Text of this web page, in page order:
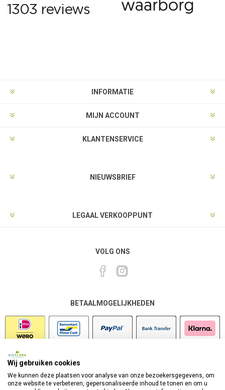
INFORMATIE
MIJN ACCOUNT
KLANTENSERVICE
NIEUWSBRIEF
LEGAAL VERKOOPPUNT
VOLG ONS
BETAALMOGELIJKHEDEN
Wij gebruiken cookies
We kunnen deze plaatsen voor analyse van onze bezoekersgegevens, om
onze website te verbeteren, gepersonaliseerde inhoud te tonen en om u